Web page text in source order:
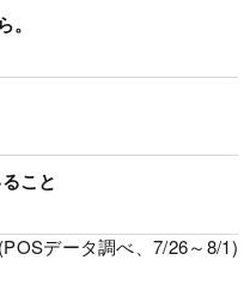
こと
(POSデータ調べ、7/26～8/1)